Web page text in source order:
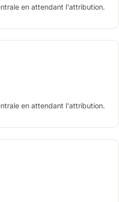
en attendant l'attribution.
en attendant l'attribution.